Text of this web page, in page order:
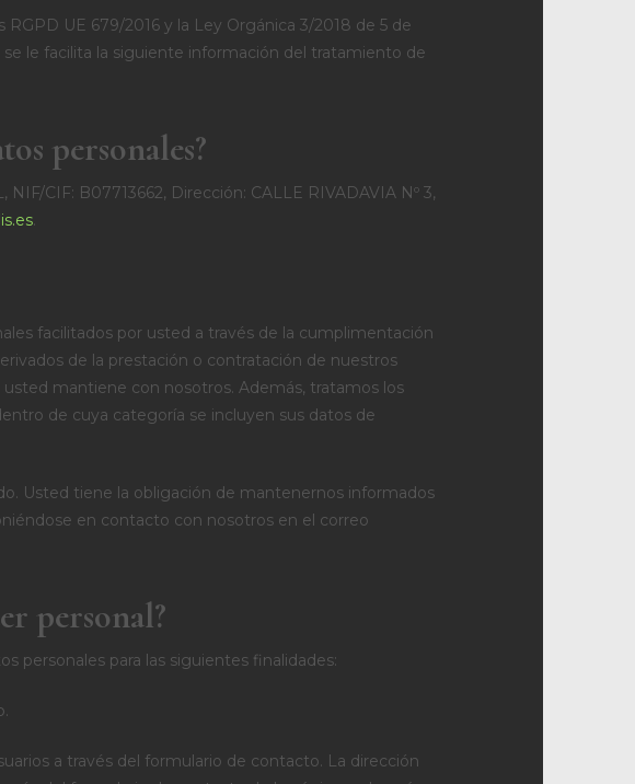
UE 679/2016 y la Ley Orgánica 3/2018 de 5 de
le facilita la siguiente información del tratamiento de
personales?
CIF: B07713662, Dirección: CALLE RIVADAVIA Nº 3,
.
facilitados por usted a través de la cumplimentación
de la prestación o contratación de nuestros
mantiene con nosotros. Además, tratamos los
de cuya categoría se incluyen sus datos de
Usted tiene la obligación de mantenernos informados
en contacto con nosotros en el correo
personal?
personales para las siguientes finalidades:
a través del formulario de contacto. La dirección